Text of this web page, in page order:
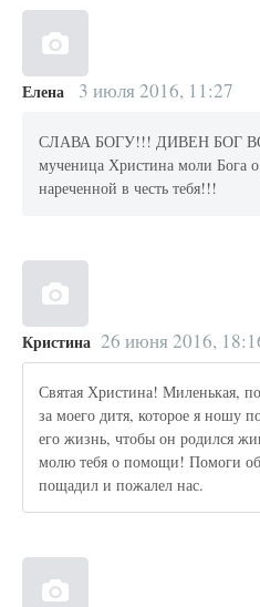
Елена 3 июля 2016, 11:27
СЛАВА БОГУ!!! ДИВЕН БОГ
мученица Христина моли Бога
нареченной в честь тебя!!!
Кристина 26 июня 2016,
Святая Христина! Миленькая,
за моего дитя, которое я ношу
его жизнь, чтобы он родился
молю тебя о помощи! Помоги
пощадил и пожалел нас.